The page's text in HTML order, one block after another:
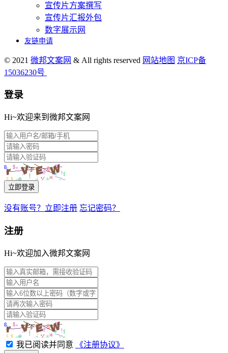
宣传片方案撰写
宣传片汇报外包
数字展示网
友链申请
© 2021 微邦文案网 & All rights reserved 网站地图 京ICP备
15036230号
登录
Hi~欢迎来到微邦文案网
立即登录
没有账号？立即注册 忘记密码？
注册
Hi~欢迎加入微邦文案网
我已阅读并同意 《注册协议》